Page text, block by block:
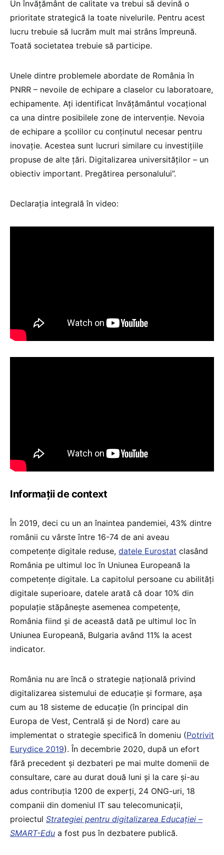
Un învățământ de calitate va trebui să devină o
prioritate strategică la toate nivelurile. Pentru acest
lucru trebuie să lucrăm mult mai strâns împreună.
Toată societatea trebuie să participe.
Unele dintre problemele abordate de România în
PNRR – nevoile de echipare a claselor cu laboratoare,
echipamente. Ați identificat învățământul vocațional
ca una dintre posibilele zone de intervenție. Nevoia
de echipare a școlilor cu conținutul necesar pentru
inovație. Acestea sunt lucruri similare cu investițiile
propuse de alte țări. Digitalizarea universităților – un
obiectiv important. Pregătirea personalului”.
Declarația integrală în video:
Informații de context
În 2019, deci cu un an înaintea pandemiei, 43% dintre
românii cu vârste între 16-74 de ani aveau
competențe digitale reduse, datele Eurostat clasând
România pe ultimul loc în Uniunea Europeană la
competențe digitale. La capitolul persoane cu abilități
digitale superioare, datele arată că doar 10% din
populație stăpânește asemenea competențe,
România fiind și de această dată pe ultimul loc în
Uniunea Europeană, Bulgaria având 11% la acest
indicator.
România nu are încă o strategie națională privind
digitalizarea sistemului de educație și formare, așa
cum au 18 sisteme de educație (în principal din
Europa de Vest, Centrală și de Nord) care au
implementat o strategie specifică în domeniu (Potrivit
Eurydice 2019). În decembrie 2020, după un efort
fără precedent și dezbateri pe mai multe domenii de
consultare, care au durat două luni și la care și-au
adus contribuția 1200 de experți, 24 ONG-uri, 18
companii din domeniul IT sau telecomunicații,
proiectul Strategiei pentru digitalizarea Educației –
SMART-Edu a fost pus în dezbatere publică.